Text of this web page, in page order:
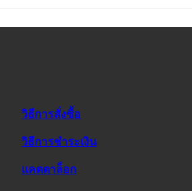
วิธีการสั่งซื้อ
วิธีการชำระเงิน
แคตตาล็อก